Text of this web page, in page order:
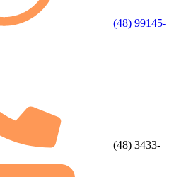
(48) 99145-
(48) 3433-